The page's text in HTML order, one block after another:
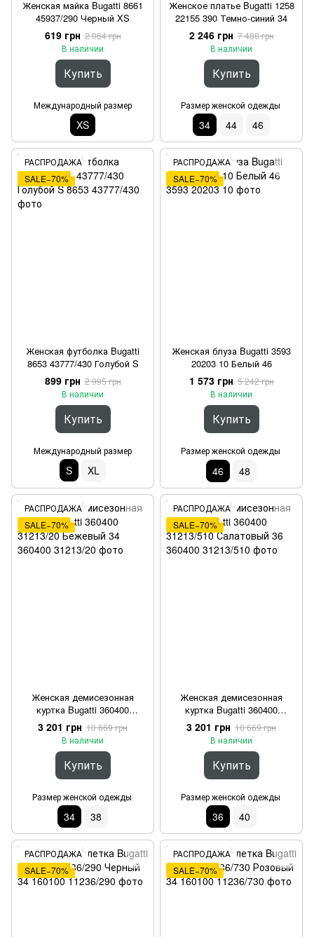
Женская майка Bugatti 8661
45937/290 Черный XS
619 грн 2 064 грн
В наличии
Купить
Международный размер
XS
Женское платье Bugatti 1258
22155 390 Темно-синий 34
2 246 грн 7 488 грн
В наличии
Купить
Размер женской одежды
34 44 46
РАСПРОДАЖА
SALE−70%
Женская футболка Bugatti
8653 43777/430 Голубой S
899 грн 2 995 грн
В наличии
Купить
Международный размер
S XL
РАСПРОДАЖА
SALE−70%
Женская блуза Bugatti 3593
20203 10 Белый 46
1 573 грн 5 242 грн
В наличии
Купить
Размер женской одежды
46 48
РАСПРОДАЖА
SALE−70%
Женская демисезонная
куртка Bugatti 360400
31213/20 Бежевый 34
3 201 грн 10 669 грн
В наличии
Купить
Размер женской одежды
34 38
РАСПРОДАЖА
SALE−70%
Женская демисезонная
куртка Bugatti 360400
31213/510 Салатовый 36
3 201 грн 10 669 грн
В наличии
Купить
Размер женской одежды
36 40
РАСПРОДАЖА
SALE−70%
РАСПРОДАЖА
SALE−70%